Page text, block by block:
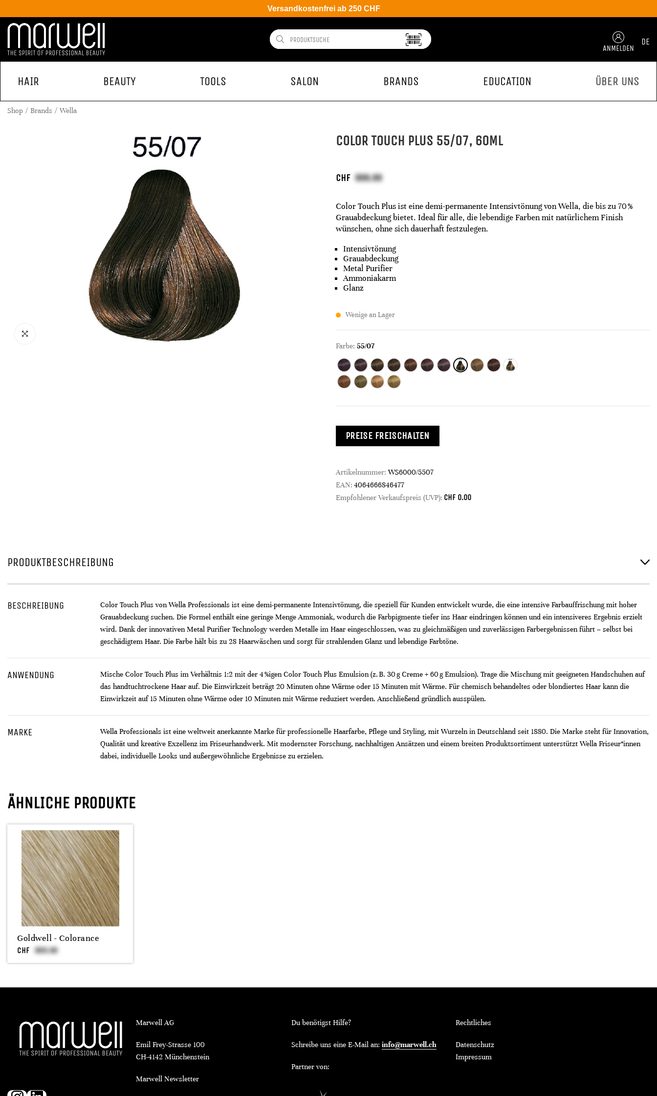
Versandkostenfrei ab 250 CHF
ANMELDEN
DE
HAIR BEAUTY TOOLS SALON BRANDS EDUCATION ÜBER UNS
Shop Brands Wella
COLOR TOUCH PLUS 55/07, 60ML
CHF
Color Touch Plus ist eine demi-permanente Intensivtönung von Wella, die bis zu 70 %
Grauabdeckung bietet. Ideal für alle, die lebendige Farben mit natürlichem Finish
wünschen, ohne sich dauerhaft festzulegen.
Intensivtönung
Grauabdeckung
Metal Purifier
Ammoniakarm
Glanz
Wenige an Lager
Farbe: 55/07
PREISE FREISCHALTEN
Artikelnummer: WS6000/5507
EAN: 4064666846477
Empfohlener Verkaufspreis (UVP): CHF 0.00
PRODUKTBESCHREIBUNG
BESCHREIBUNG
Color Touch Plus von Wella Professionals ist eine demi-permanente Intensivtönung, die speziell für Kunden entwickelt wurde, die eine intensive Farbauffrischung mit hoher
Grauabdeckung suchen. Die Formel enthält eine geringe Menge Ammoniak, wodurch die Farbpigmente tiefer ins Haar eindringen können und ein intensiveres Ergebnis erzielt
wird. Dank der innovativen Metal Purifier Technology werden Metalle im Haar eingeschlossen, was zu gleichmäßigen und zuverlässigen Farbergebnissen führt – selbst bei
geschädigtem Haar. Die Farbe hält bis zu 28 Haarwäschen und sorgt für strahlenden Glanz und lebendige Farbtöne.
ANWENDUNG
Mische Color Touch Plus im Verhältnis 1:2 mit der 4 %igen Color Touch Plus Emulsion (z. B. 30 g Creme + 60 g Emulsion). Trage die Mischung mit geeigneten Handschuhen auf
das handtuchtrockene Haar auf. Die Einwirkzeit beträgt 20 Minuten ohne Wärme oder 15 Minuten mit Wärme. Für chemisch behandeltes oder blondiertes Haar kann die
Einwirkzeit auf 15 Minuten ohne Wärme oder 10 Minuten mit Wärme reduziert werden. Anschließend gründlich ausspülen.
MARKE
Wella Professionals ist eine weltweit anerkannte Marke für professionelle Haarfarbe, Pflege und Styling, mit Wurzeln in Deutschland seit 1880. Die Marke steht für Innovation,
Qualität und kreative Exzellenz im Friseurhandwerk. Mit modernster Forschung, nachhaltigen Ansätzen und einem breiten Produktsortiment unterstützt Wella Friseur*innen
dabei, individuelle Looks und außergewöhnliche Ergebnisse zu erzielen.
ÄHNLICHE PRODUKTE
Goldwell - Colorance
CHF
Marwell AG
Emil Frey-Strasse 100
CH-4142 Münchenstein
Marwell Newsletter
Du benötigst Hilfe?
Schreibe uns eine E-Mail an: info@marwell.ch
Partner von:
Rechtliches
Datenschutz
Impressum